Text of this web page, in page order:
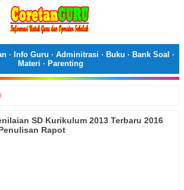
· Info Guru · Adminitrasi · Buku · Bank Soal ·
Materi · Parenting
SD Kurikulum 2013 Terbaru 2016
Rapot